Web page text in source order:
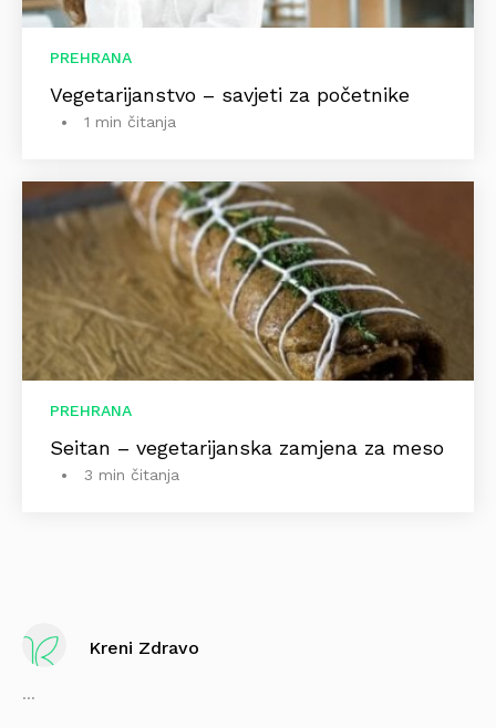
PREHRANA
Vegetarijanstvo – savjeti za početnike
1 min čitanja
PREHRANA
Seitan – vegetarijanska zamjena za meso
3 min čitanja
Kreni Zdravo
...